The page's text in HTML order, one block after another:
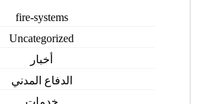
fire-systems
Uncategorized
أخبار
الدفاع المدني